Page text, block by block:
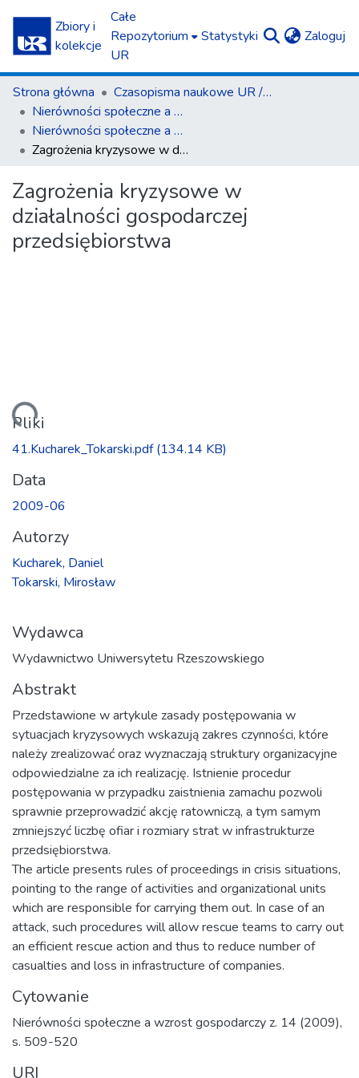
Zbiory i
kolekcje
Całe
Repozytorium
UR
Statystyki Zaloguj
Strona główna
Czasopisma naukowe UR / Scientific Journals
Nierówności społeczne a wzrost gospodarczy
Nierówności społeczne a wzrost gospodarczy z. 14 (2009)
Zagrożenia kryzysowe w działalności gospodarczej przedsiębiorstwa
Zagrożenia kryzysowe w
działalności gospodarczej
przedsiębiorstwa
Pliki
41.Kucharek_Tokarski.pdf(134.14 KB)
Data
2009-06
Autorzy
Kucharek, Daniel
Tokarski, Mirosław
Wydawca
Wydawnictwo Uniwersytetu Rzeszowskiego
Abstrakt
Przedstawione w artykule zasady postępowania w
sytuacjach kryzysowych wskazują zakres czynności, które
należy zrealizować oraz wyznaczają struktury organizacyjne
odpowiedzialne za ich realizację. Istnienie procedur
postępowania w przypadku zaistnienia zamachu pozwoli
sprawnie przeprowadzić akcję ratowniczą, a tym samym
zmniejszyć liczbę ofiar i rozmiary strat w infrastrukturze
przedsiębiorstwa.
The article presents rules of proceedings in crisis situations,
pointing to the range of activities and organizational units
which are responsible for carrying them out. In case of an
attack, such procedures will allow rescue teams to carry out
an efficient rescue action and thus to reduce number of
casualties and loss in infrastructure of companies.
Cytowanie
Nierówności społeczne a wzrost gospodarczy z. 14 (2009),
s. 509-520
URI